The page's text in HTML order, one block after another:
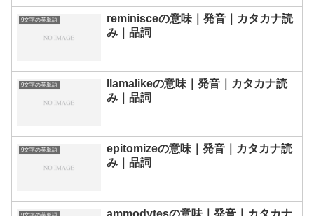
9文字の英単語
reminisceの意味｜発音｜カタカナ読
み｜品詞
9文字の英単語
llamalikeの意味｜発音｜カタカナ読
み｜品詞
9文字の英単語
epitomizeの意味｜発音｜カタカナ読
み｜品詞
9文字の英単語
ammodytesの意味｜発音｜カタカナ